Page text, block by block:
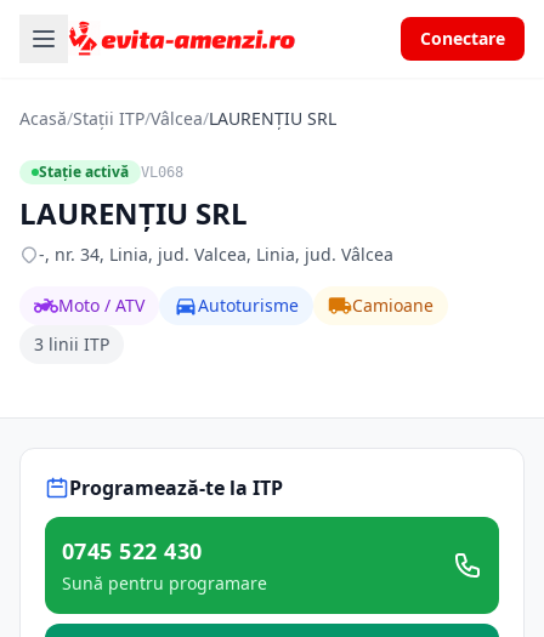
Conectare
Acasă/Stații ITP/Vâlcea/LAURENŢIU SRL
Stație activă VL068
LAURENŢIU SRL
-, nr. 34, Linia, jud. Valcea, Linia, jud. Vâlcea
Moto / ATV Autoturisme
Camioane
3 linii ITP
Programează-te la ITP
0745 522 430
Sună pentru programare